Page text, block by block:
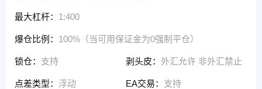
最大杠杆： 1:400
爆仓比例： 100%（当可用保证金为0强制平仓）
锁仓： 支持 剥头皮： 外汇允许 非外汇禁止
点差类型： 浮动 EA交易： 支持